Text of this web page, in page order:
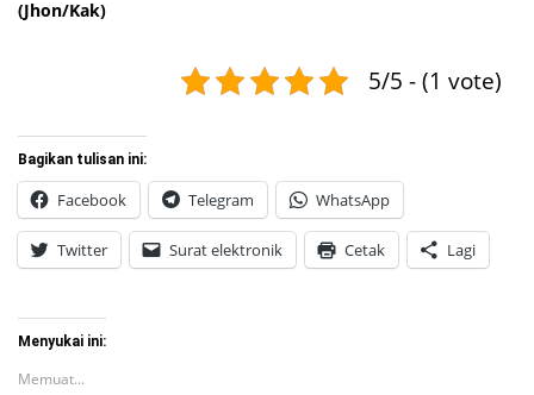
(Jhon/Kak)
5/5 - (1 vote)
Bagikan tulisan ini:
Facebook Telegram WhatsApp
Twitter Surat elektronik Cetak Lagi
Menyukai ini:
Memuat...